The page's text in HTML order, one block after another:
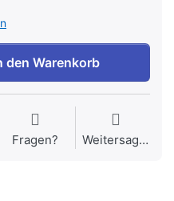
den Warenkorb
Fragen? Weitersagen